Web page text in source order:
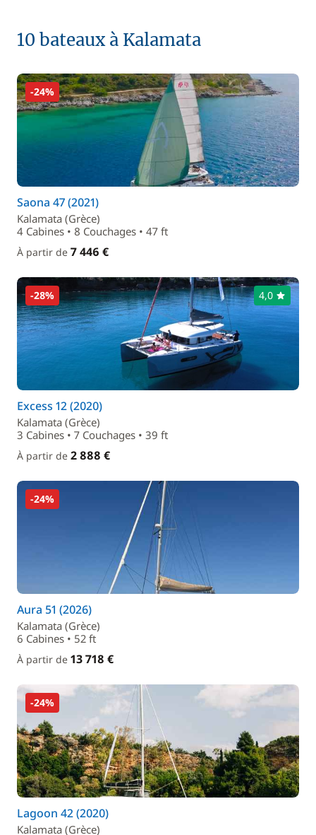
10 bateaux à Kalamata
-24%
Saona 47 (2021)
Kalamata (Grèce)
4 Cabines • 8 Couchages • 47 ft
À partir de 7 446 €
-28% 4,0
Excess 12 (2020)
Kalamata (Grèce)
3 Cabines • 7 Couchages • 39 ft
À partir de 2 888 €
-24%
Aura 51 (2026)
Kalamata (Grèce)
6 Cabines • 52 ft
À partir de 13 718 €
-24%
Lagoon 42 (2020)
Kalamata (Grèce)